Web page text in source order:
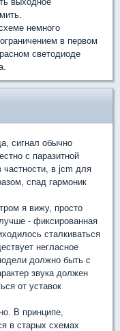
немного
в первом
светодиоде
сигнал обычно
с паразитной
в jcm для
спад гармоник
я вижу, просто
- фиксированная
сталкиваться
негласное
должно быть с
звука должен
от уставок
В принципе,
в старых схемах